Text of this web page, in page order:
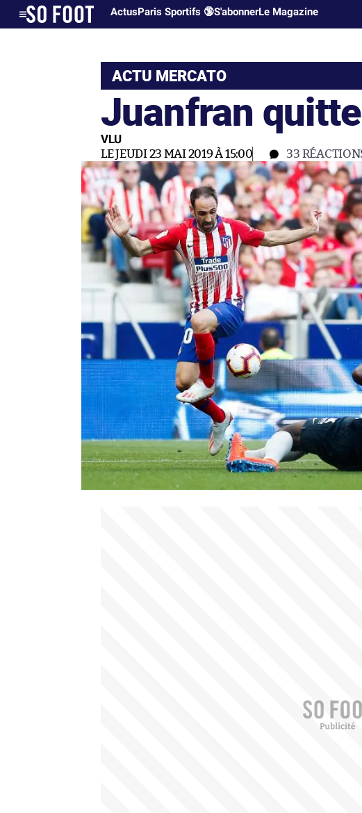
ActusParis Sportifs 🔞S'abonnerLe Magazine
ACTU MERCATO
Juanfran
VLU
LE JEUDI 23 MAI 2019 À 15:00 33